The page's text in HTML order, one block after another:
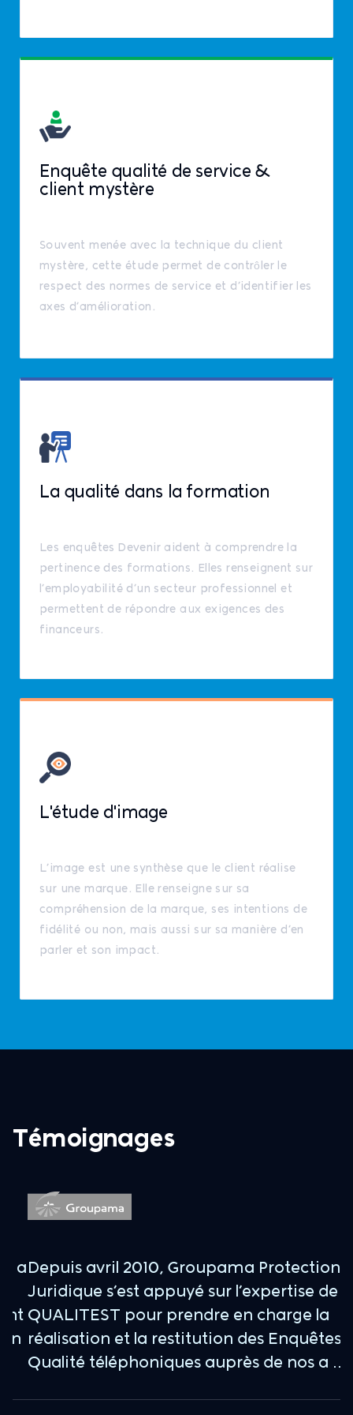
Enquête qualité de service &
client mystère
Souvent menée avec la technique du client
mystère, cette étude permet de contrôler le
respect des normes de service et d’identifier les
axes d’amélioration.
La qualité dans la formation
Les enquêtes Devenir aident à comprendre la
pertinence des formations. Elles renseignent sur
l’employabilité d’un secteur professionnel et
permettent de répondre aux exigences des
financeurs.
L'étude d'image
L’image est une synthèse que le client réalise
sur une marque. Elle renseigne sur sa
compréhension de la marque, ses intentions de
fidélité ou non, mais aussi sur sa manière d’en
parler et son impact.
Témoignages
Depuis avril 2010, Groupama Protection
Juridique s’est appuyé sur l’expertise de
QUALITEST pour prendre en charge la
réalisation et la restitution des Enquêtes
Qualité téléphoniques auprès de nos a ...